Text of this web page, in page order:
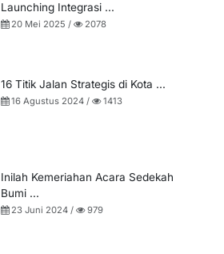
Launching Integrasi ...
20 Mei 2025 / 2078
16 Titik Jalan Strategis di Kota ...
16 Agustus 2024 / 1413
Inilah Kemeriahan Acara Sedekah
Bumi ...
23 Juni 2024 / 979